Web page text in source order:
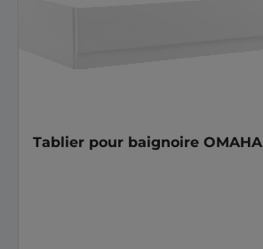
Tablier pour baignoire OMAHA